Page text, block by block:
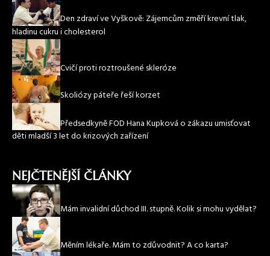
Den zdraví ve Vyškově: Zájemcům změří krevní tlak,
hladinu cukru i cholesterol
Cvičí proti roztroušené skleróze
Skoliózy páteře řeší korzet
Předsedkyně FOD Hana Kupková o zákazu umisťovat
děti mladší 3 let do krizových zařízení
NEJČTENĚJŠÍ ČLÁNKY
Mám invalidní důchod III. stupně. Kolik si mohu vydělat?
Měním lékaře. Mám to zdůvodnit? A co karta?